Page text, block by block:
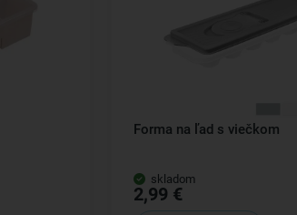
Forma na ľad s viečkom
skladom
2,99 €